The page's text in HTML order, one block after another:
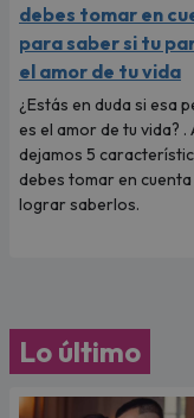
debes tomar en
para saber si tu
el amor de tu vida
¿Estás en duda si esa
es el amor de tu vida? .
dejamos 5
debes tomar en
lograr saberlos.
Lo último